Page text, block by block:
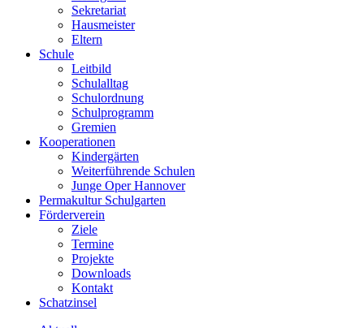
Sekretariat
Hausmeister
Eltern
Schule
Leitbild
Schulalltag
Schulordnung
Schulprogramm
Gremien
Kooperationen
Kindergärten
Weiterführende Schulen
Junge Oper Hannover
Permakultur Schulgarten
Förderverein
Ziele
Termine
Projekte
Downloads
Kontakt
Schatzinsel